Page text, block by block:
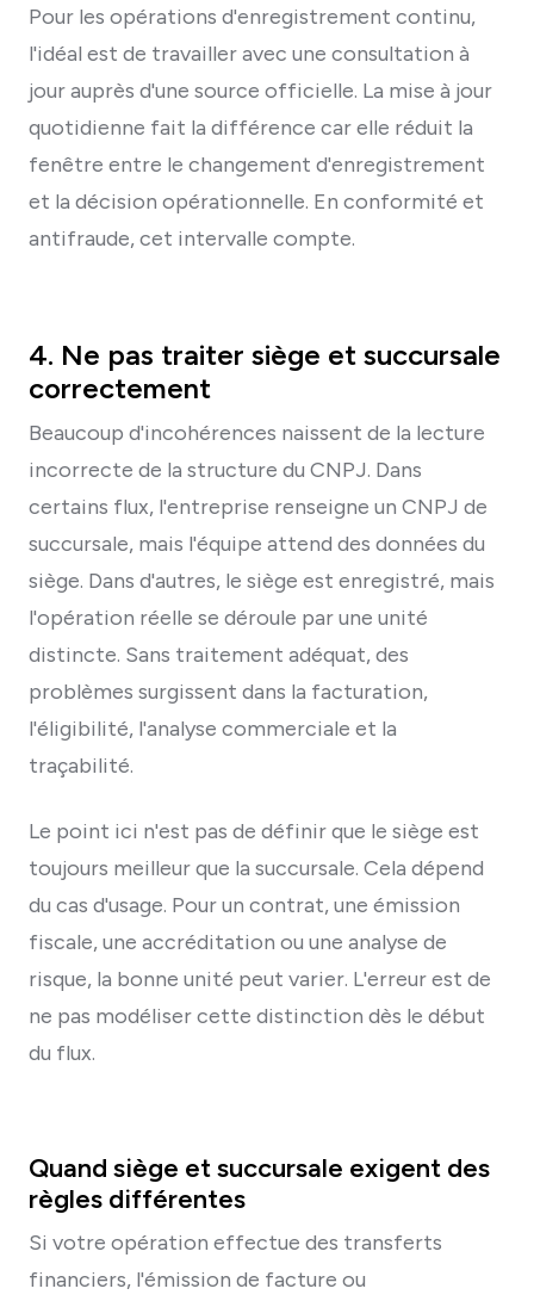
Pour les opérations d'enregistrement continu,
l'idéal est de travailler avec une consultation à
jour auprès d'une source officielle. La mise à jour
quotidienne fait la différence car elle réduit la
fenêtre entre le changement d'enregistrement
et la décision opérationnelle. En conformité et
antifraude, cet intervalle compte.
4. Ne pas traiter siège et succursale
correctement
Beaucoup d'incohérences naissent de la lecture
incorrecte de la structure du CNPJ. Dans
certains flux, l'entreprise renseigne un CNPJ de
succursale, mais l'équipe attend des données du
siège. Dans d'autres, le siège est enregistré, mais
l'opération réelle se déroule par une unité
distincte. Sans traitement adéquat, des
problèmes surgissent dans la facturation,
l'éligibilité, l'analyse commerciale et la
traçabilité.
Le point ici n'est pas de définir que le siège est
toujours meilleur que la succursale. Cela dépend
du cas d'usage. Pour un contrat, une émission
fiscale, une accréditation ou une analyse de
risque, la bonne unité peut varier. L'erreur est de
ne pas modéliser cette distinction dès le début
du flux.
Quand siège et succursale exigent des
règles différentes
Si votre opération effectue des transferts
financiers, l'émission de facture ou